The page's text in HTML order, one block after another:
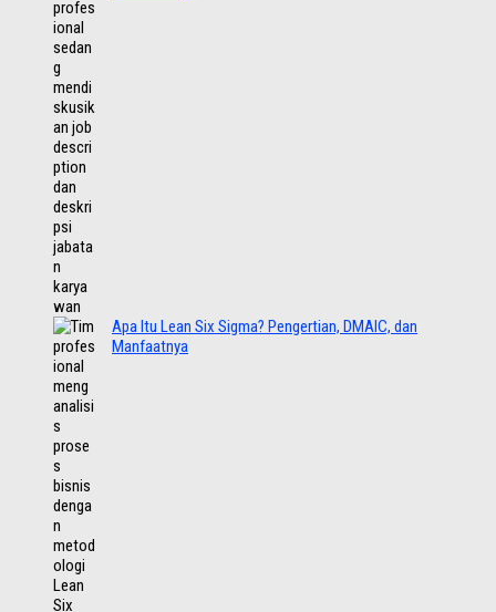
Apa Itu Lean Six Sigma? Pengertian, DMAIC, dan
Manfaatnya